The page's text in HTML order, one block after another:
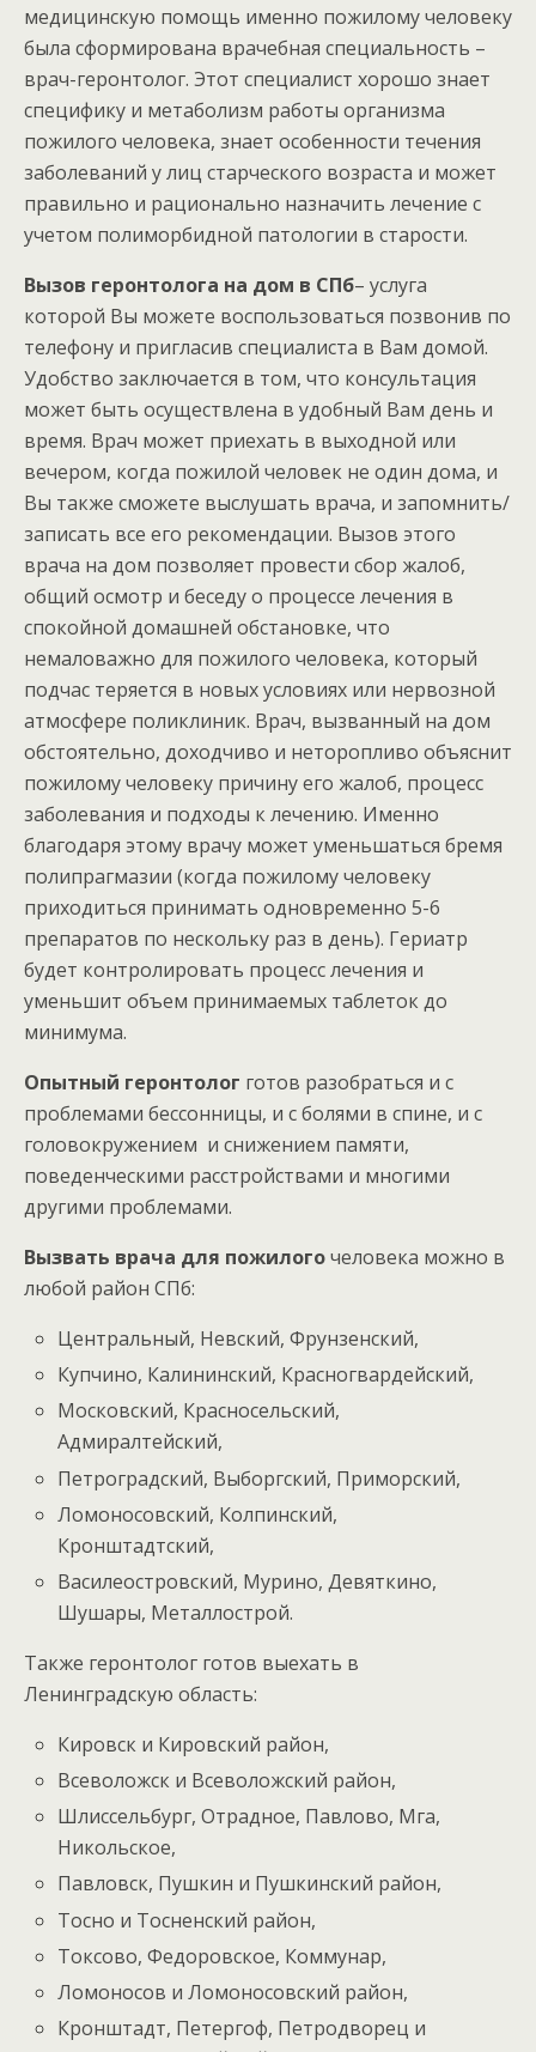
медицинскую помощь именно пожилому человеку
была сформирована врачебная специальность –
врач-геронтолог. Этот специалист хорошо знает
специфику и метаболизм работы организма
пожилого человека, знает особенности течения
заболеваний у лиц старческого возраста и может
правильно и рационально назначить лечение с
учетом полиморбидной патологии в старости.
Вызов геронтолога на дом в СПб– услуга
которой Вы можете воспользоваться позвонив по
телефону и пригласив специалиста в Вам домой.
Удобство заключается в том, что консультация
может быть осуществлена в удобный Вам день и
время. Врач может приехать в выходной или
вечером, когда пожилой человек не один дома, и
Вы также сможете выслушать врача, и запомнить/
записать все его рекомендации. Вызов этого
врача на дом позволяет провести сбор жалоб,
общий осмотр и беседу о процессе лечения в
спокойной домашней обстановке, что
немаловажно для пожилого человека, который
подчас теряется в новых условиях или нервозной
атмосфере поликлиник. Врач, вызванный на дом
обстоятельно, доходчиво и неторопливо объяснит
пожилому человеку причину его жалоб, процесс
заболевания и подходы к лечению. Именно
благодаря этому врачу может уменьшаться бремя
полипрагмазии (когда пожилому человеку
приходиться принимать одновременно 5-6
препаратов по нескольку раз в день). Гериатр
будет контролировать процесс лечения и
уменьшит объем принимаемых таблеток до
минимума.
Опытный геронтолог готов разобраться и с
проблемами бессонницы, и с болями в спине, и с
головокружением и снижением памяти,
поведенческими расстройствами и многими
другими проблемами.
Вызвать врача для пожилогочеловека можно в
любой район СПб:
Центральный, Невский, Фрунзенский,
Купчино, Калининский, Красногвардейский,
Московский, Красносельский,
Адмиралтейский,
Петроградский, Выборгский, Приморский,
Ломоносовский, Колпинский,
Кронштадтский,
Василеостровский, Мурино, Девяткино,
Шушары, Металлострой.
Также геронтолог готов выехать в
Ленинградскую область:
Кировск и Кировский район,
Всеволожск и Всеволожский район,
Шлиссельбург, Отрадное, Павлово, Мга,
Никольское,
Павловск, Пушкин и Пушкинский район,
Тосно и Тосненский район,
Токсово, Федоровское, Коммунар,
Ломоносов и Ломоносовский район,
Кронштадт, Петергоф, Петродворец и